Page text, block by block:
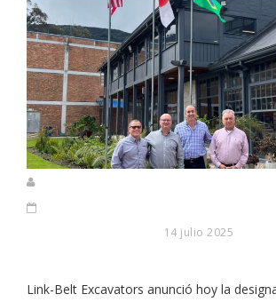
14 julio 2025
Link-Belt Excavators anunció hoy la